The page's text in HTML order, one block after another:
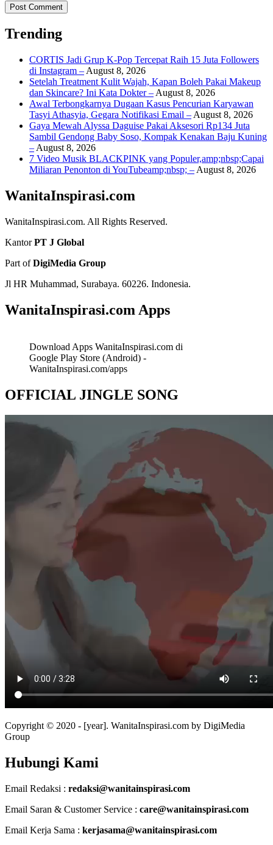
Trending
CORTIS Jadi Grup K-Pop Tercepat Raih 15 Juta Followers
di Instagram – August 8, 2026
Setelah Treatment Kulit Wajah, Kapan Boleh Pakai Makeup
dan Skincare? Ini Kata Dokter – August 8, 2026
Awal Terbongkarnya Dugaan Kasus Pencurian Karyawan
Tasyi Athasyia, Gegara Notifikasi Email – August 8, 2026
Gaya Mewah Alyssa Daguise Pakai Aksesori Rp134 Juta
Sambil Gendong Baby Soso, Kompak Kenakan Baju Kuning
– August 8, 2026
7 Video Musik BLACKPINK yang Populer,amp;nbsp;Capai
Miliaran Penonton di YouTubeamp;nbsp; – August 8, 2026
WanitaInspirasi.com
WanitaInspirasi.com. All Rights Reserved.
KantorPT J Global
Part ofDigiMedia Group
Jl HR Muhammad, Surabaya. 60226. Indonesia.
WanitaInspirasi.com Apps
Download Apps WanitaInspirasi.com di
Google Play Store (Android) -
WanitaInspirasi.com/apps
OFFICIAL JINGLE SONG
Copyright © 2020 - [year]. WanitaInspirasi.com by DigiMedia
Group
Hubungi Kami
Email Redaksi : redaksi@wanitainspirasi.com
Email Saran & Customer Service : care@wanitainspirasi.com
Email Kerja Sama : kerjasama@wanitainspirasi.com